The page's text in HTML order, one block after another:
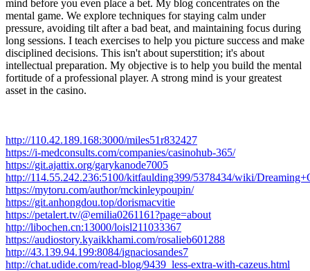
mind before you even place a bet. My blog concentrates on the
mental game. We explore techniques for staying calm under
pressure, avoiding tilt after a bad beat, and maintaining focus during
long sessions. I teach exercises to help you picture success and make
disciplined decisions. This isn't about superstition; it's about
intellectual preparation. My objective is to help you build the mental
fortitude of a professional player. A strong mind is your greatest
asset in the casino.
http://110.42.189.168:3000/miles51r832427
https://i-medconsults.com/companies/casinohub-365/
https://git.ajattix.org/garykanode7005
http://114.55.242.236:5100/kitfaulding399/5378434/wiki/
https://mytoru.com/author/mckinleypoupin/
https://git.anhongdou.top/dorismacvitie
https://petalert.tv/@emilia0261161?page=about
http://libochen.cn:13000/loisl211033367
https://audiostory.kyaikkhami.com/rosalieb601288
http://43.139.94.199:8084/ignaciosandes7
http://chat.udide.com/read-blog/9439_less-extra-with-cazeus.html